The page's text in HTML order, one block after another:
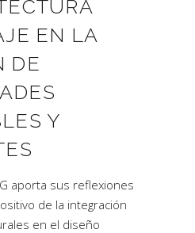
EN LA
DE
Y
aporta sus reflexiones
de la integración
en el diseño